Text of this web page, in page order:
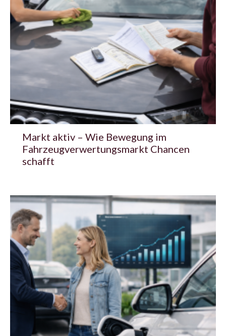
Markt aktiv – Wie Bewegung im
Fahrzeugverwertungsmarkt Chancen
schafft